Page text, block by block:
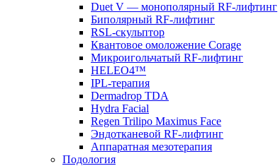
Duet V — монополярный RF-лифтинг
Биполярный RF-лифтинг
RSL-скульптор
Квантовое омоложение Corage
Микроигольчатый RF-лифтинг
HELEO4™
IPL-терапия
Dermadrop TDA
Hydra Facial
Regen Trilipo Maximus Face
Эндотканевой RF-лифтинг
Аппаратная мезотерапия
Подология